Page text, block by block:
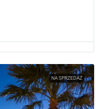
NA SPRZEDAŻ